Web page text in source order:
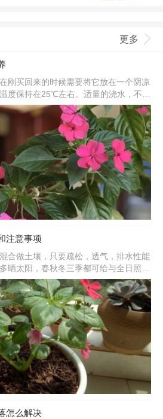
更多
刚买回来的时候需要将它放在一个阴凉
度保持在25℃左右。适量的浇水，不可
保证周围环境的湿度，可以帮助它更好
止施肥，等它恢复生长后再为它施肥。
注意事项
合做土壤，只要疏松，透气，排水性能
晒太阳，春秋冬三季都可给与全日照，
土壤微湿，勤补水，还要定期施肥，给
会更旺盛。另外，它不耐寒，冬季要移
盆一次。
怎么解决